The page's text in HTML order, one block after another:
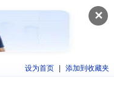
✕
设为首页 添加到收藏夹